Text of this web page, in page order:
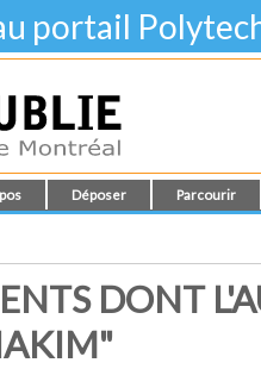
portail
Déposer Parcourir
DONT